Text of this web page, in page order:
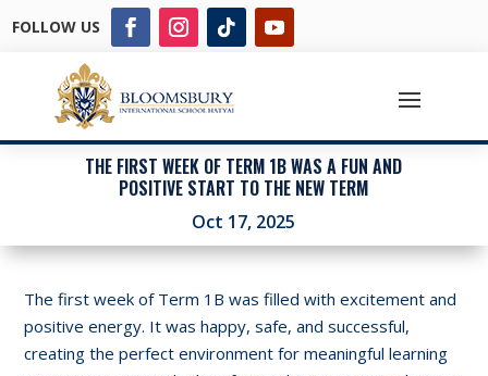
FOLLOW US
THE FIRST WEEK OF TERM 1B WAS A FUN AND
POSITIVE START TO THE NEW TERM
Oct 17, 2025
The first week of Term 1B was filled with excitement and
positive energy. It was happy, safe, and successful,
creating the perfect environment for meaningful learning